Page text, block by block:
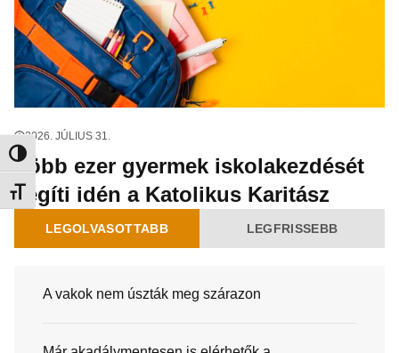
Nagy kontraszt váltása
Betűméret váltása
2026. JÚLIUS 31.
Több ezer gyermek iskolakezdését
segíti idén a Katolikus Karitász
LEGOLVASOTTABB LEGFRISSEBB
A vakok nem úszták meg szárazon